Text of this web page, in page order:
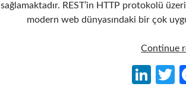
sağlamaktadır. REST’in HTTP protokolü
modern web dünyasındaki bir çok
Continue
Li